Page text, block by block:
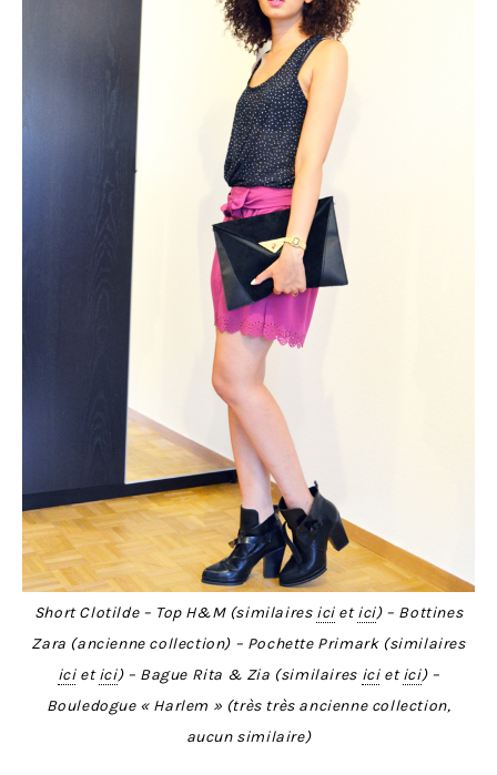
Short Clotilde – Top H&M (similaires icietici) – Bottines
Zara (ancienne collection) – Pochette Primark (similaires
icietici) – Bague Rita & Zia (similaires icietici) –
Bouledogue « Harlem » (très très ancienne collection,
aucun similaire)